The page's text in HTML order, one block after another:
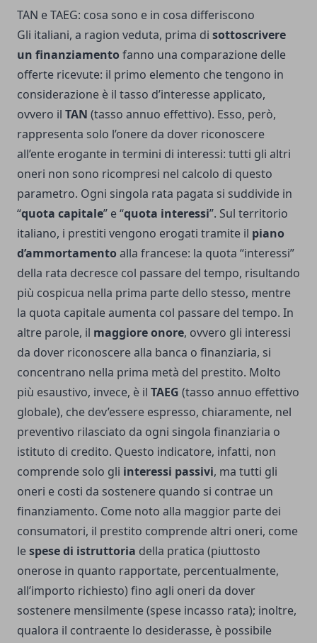
TAN e TAEG: cosa sono e in cosa differiscono
Gli italiani, a ragion veduta, prima di sottoscrivere
un finanziamento fanno una comparazione delle
offerte ricevute: il primo elemento che tengono in
considerazione è il tasso d’interesse applicato,
ovvero il TAN (tasso annuo effettivo). Esso, però,
rappresenta solo l’onere da dover riconoscere
all’ente erogante in termini di interessi: tutti gli altri
oneri non sono ricompresi nel calcolo di questo
parametro. Ogni singola rata pagata si suddivide in
“quota capitale” e “quota interessi”. Sul territorio
italiano, i prestiti vengono erogati tramite il piano
d’ammortamento alla francese: la quota “interessi”
della rata decresce col passare del tempo, risultando
più cospicua nella prima parte dello stesso, mentre
la quota capitale aumenta col passare del tempo. In
altre parole, il maggiore onore, ovvero gli interessi
da dover riconoscere alla banca o finanziaria, si
concentrano nella prima metà del prestito. Molto
più esaustivo, invece, è il TAEG (tasso annuo effettivo
globale), che dev’essere espresso, chiaramente, nel
preventivo rilasciato da ogni singola finanziaria o
istituto di credito. Questo indicatore, infatti, non
comprende solo gli interessi passivi, ma tutti gli
oneri e costi da sostenere quando si contrae un
finanziamento. Come noto alla maggior parte dei
consumatori, il prestito comprende altri oneri, come
lespese di istruttoria della pratica (piuttosto
onerose in quanto rapportate, percentualmente,
all’importo richiesto) fino agli oneri da dover
sostenere mensilmente (spese incasso rata); inoltre,
qualora il contraente lo desiderasse, è possibile